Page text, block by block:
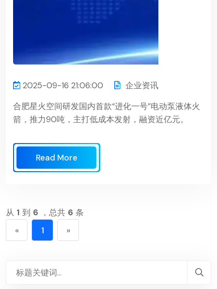
2025-09-16 21:06:00
企业资讯
合肥星火空间研发国内首款“进化一号”电动泵液体火
箭，推力90吨，主打低成本发射，融资近亿元。
Read More
从 1 到 6 ，总共 6 条
« 1 »